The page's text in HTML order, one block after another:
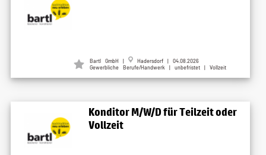
Bartl GmbH |
Hadersdorf | 04.08.2026
Gewerbliche Berufe/Handwerk | unbefristet | Vollzeit
Konditor M/W/D für Teilzeit oder
Vollzeit